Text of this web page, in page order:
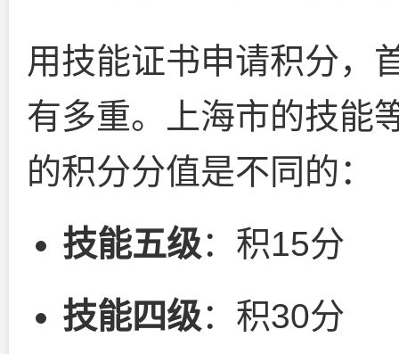
用技能证书申请积分，
有多重。上海市的技能
的积分分值是不同的：
技能五级：积15分
技能四级：积30分